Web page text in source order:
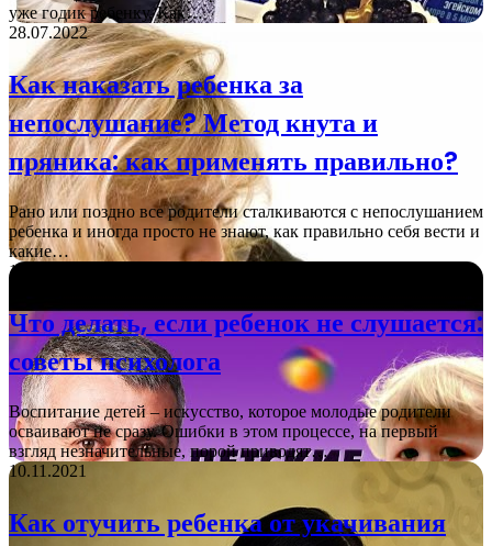
уже годик ребенку. Как…
28.07.2022
Как наказать ребенка за
непослушание? Метод кнута и
пряника: как применять правильно?
Рано или поздно все родители сталкиваются с непослушанием
ребенка и иногда просто не знают, как правильно себя вести и
какие…
16.11.2021
Что делать, если ребенок не слушается:
советы психолога
Воспитание детей – искусство, которое молодые родители
осваивают не сразу. Ошибки в этом процессе, на первый
взгляд незначительные, порой приводят…
10.11.2021
Как отучить ребенка от укачивания